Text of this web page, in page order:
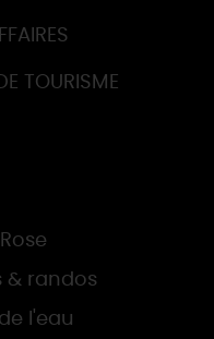
TOURISME
& randos
l'eau